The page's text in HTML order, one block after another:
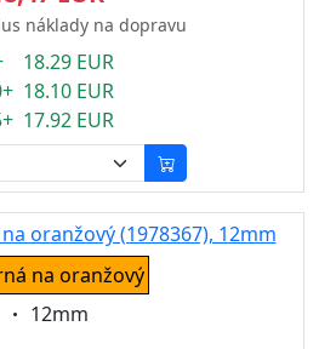
náklady na dopravu
18.29 EUR
18.10 EUR
17.92 EUR
oranžový (1978367), 12mm
na oranžový
Eigenschaft:
12mm